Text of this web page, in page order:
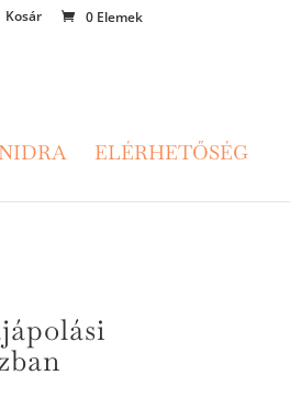
Kosár 0 Elemek
ELÉRHETŐSÉG